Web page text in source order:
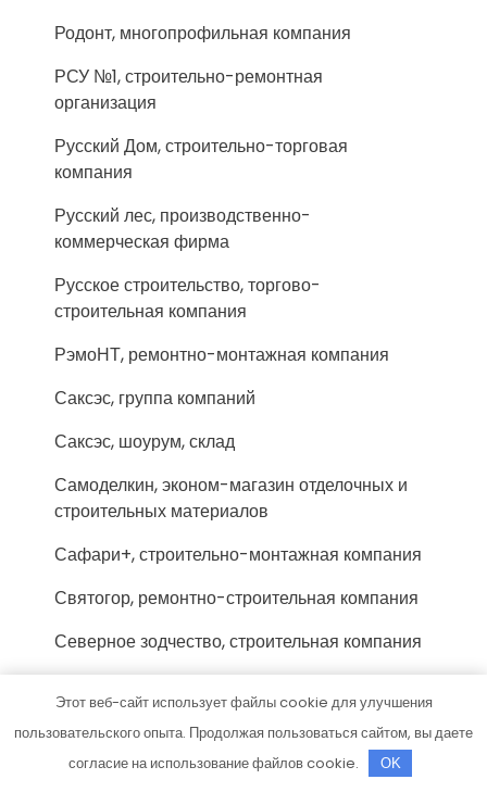
Родонт, многопрофильная компания
РСУ №1, строительно-ремонтная
организация
Русский Дом, строительно-торговая
компания
Русский лес, производственно-
коммерческая фирма
Русское строительство, торгово-
строительная компания
РэмоНТ, ремонтно-монтажная компания
Саксэс, группа компаний
Саксэс, шоурум, склад
Самоделкин, эконом-магазин отделочных и
строительных материалов
Сафари+, строительно-монтажная компания
Святогор, ремонтно-строительная компания
Северное зодчество, строительная компания
Сетка21.рф, производственно-торговая
компания
Этот веб-сайт использует файлы cookie для улучшения
пользовательского опыта. Продолжая пользоваться сайтом, вы даете
согласие на использование файлов cookie.
OK